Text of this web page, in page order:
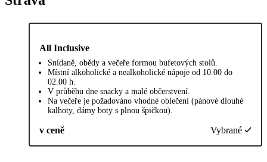
All Inclusive
Snídaně, obědy a večeře formou bufetových stolů.
Místní alkoholické a nealkoholické nápoje od 10.00 do
02.00 h.
V průběhu dne snacky a malé občerstvení.
Na večeře je požadováno vhodné oblečení (pánové dlouhé
kalhoty, dámy boty s plnou špičkou).
v ceně Vybrané